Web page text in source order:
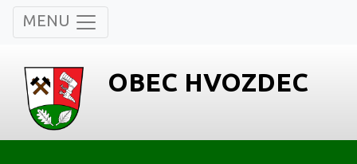
MENU
OBEC HVOZDEC